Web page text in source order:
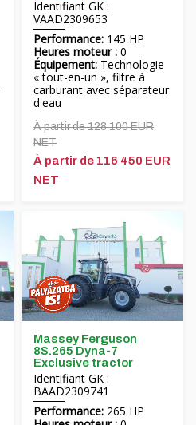
Identifiant GK :
VAAD2309653
Performance: 145 HP
Heures moteur : 0
Équipement: Technologie
« tout-en-un », filtre à
carburant avec séparateur
d'eau
À partir de 128 100 EUR
NET
À partir de 116 450 EUR
NET
Massey Ferguson
8S.265 Dyna-7
Exclusive tractor
Identifiant GK :
BAAD2309741
Performance: 265 HP